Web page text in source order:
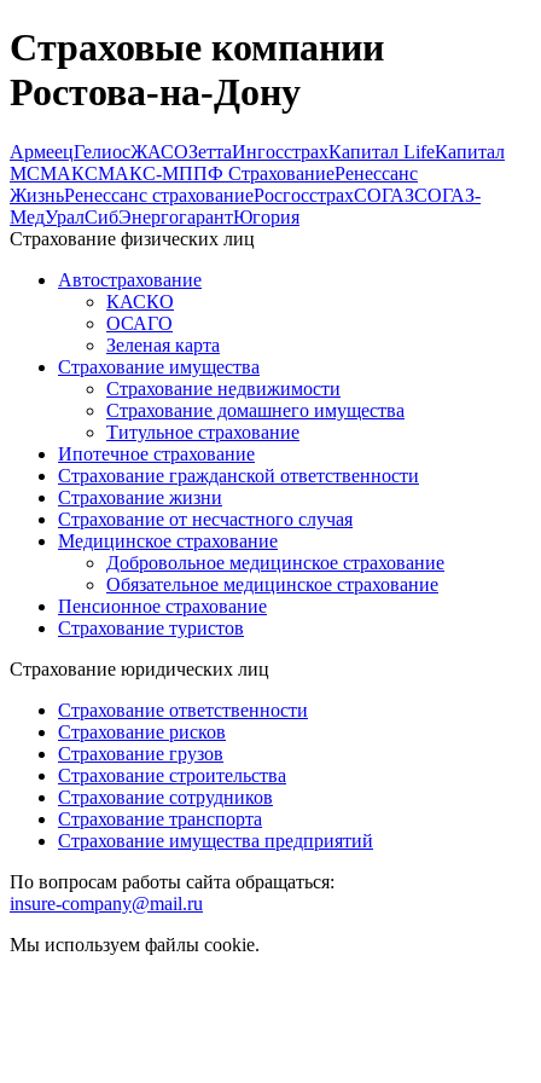
Страховые компании
Ростова-на-Дону
АрмеецГелиосЖАСОЗеттаИнгосстрахКапитал LifeКапитал
МСМАКСМАКС-МППФ СтрахованиеРенессанс
ЖизньРенессанс страхованиеРосгосстрахСОГАЗСОГАЗ-
МедУралСибЭнергогарантЮгория
Страхование физических лиц
Автострахование
КАСКО
ОСАГО
Зеленая карта
Страхование имущества
Страхование недвижимости
Страхование домашнего имущества
Титульное страхование
Ипотечное страхование
Страхование гражданской ответственности
Страхование жизни
Страхование от несчастного случая
Медицинское страхование
Добровольное медицинское страхование
Обязательное медицинское страхование
Пенсионное страхование
Страхование туристов
Страхование юридических лиц
Страхование ответственности
Страхование рисков
Страхование грузов
Страхование строительства
Страхование сотрудников
Страхование транспорта
Страхование имущества предприятий
По вопросам работы сайта обращаться:
insure-company@mail.ru
Мы используем файлы cookie.